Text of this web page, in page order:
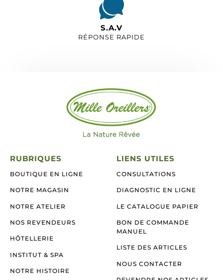
S.A.V
RÉPONSE RAPIDE
RUBRIQUES
BOUTIQUE EN LIGNE
NOTRE MAGASIN
NOTRE ATELIER
NOS REVENDEURS
HÔTELLERIE
INSTITUT & SPA
NOTRE HISTOIRE
LIENS UTILES
CONSULTATIONS
DIAGNOSTIC EN LIGNE
LE CATALOGUE PAPIER
BON DE COMMANDE
MANUEL
LISTE DES ARTICLES
NOUS CONTACTER